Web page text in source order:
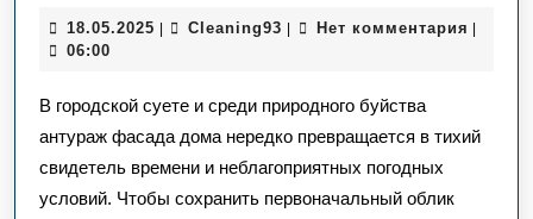
18.05.2025 18.05.2025
| Сleaning93 Сleaning93
| Нет комментария |
06:00
В городской суете и среди природного буйства
антураж фасада дома нередко превращается в тихий
свидетель времени и неблагоприятных погодных
условий. Чтобы сохранить первоначальный облик